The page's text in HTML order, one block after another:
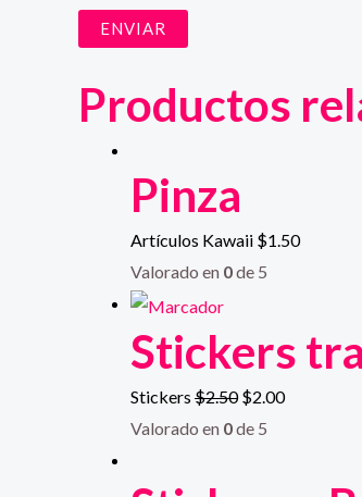
Productos
Pinza
Artículos Kawaii $1.50
Valorado en 0de 5
Stickers
Stickers $2.50 $2.00
Valorado en 0de 5